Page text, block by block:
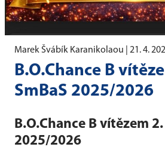
Marek Švábík Karanikolaou | 21. 4.
B.O.Chance B
SmBaS 2025/2026
B.O.Chance B vítězem
2025/2026